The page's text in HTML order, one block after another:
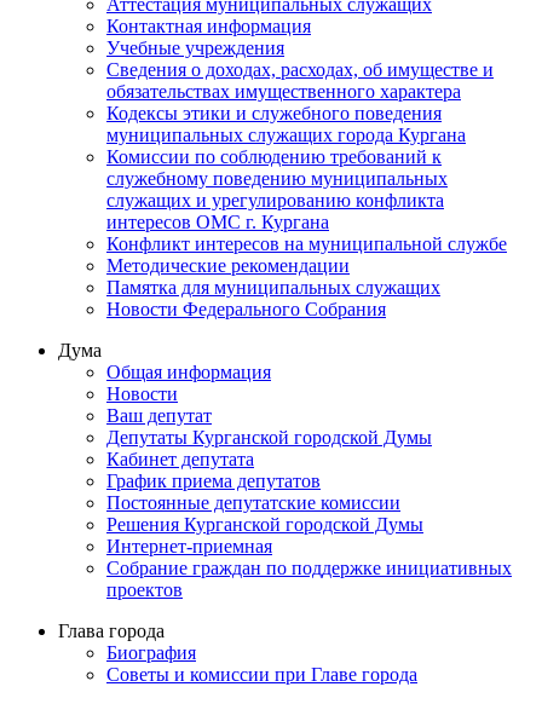
Аттестация муниципальных служащих
Контактная информация
Учебные учреждения
Сведения о доходах, расходах, об имуществе и
обязательствах имущественного характера
Кодексы этики и служебного поведения
муниципальных служащих города Кургана
Комиссии по соблюдению требований к
служебному поведению муниципальных
служащих и урегулированию конфликта
интересов ОМС г. Кургана
Конфликт интересов на муниципальной службе
Методические рекомендации
Памятка для муниципальных служащих
Новости Федерального Cобрания
Дума
Общая информация
Новости
Ваш депутат
Депутаты Курганской городской Думы
Кабинет депутата
График приема депутатов
Постоянные депутатские комиссии
Решения Курганской городской Думы
Интернет-приемная
Собрание граждан по поддержке инициативных
проектов
Глава города
Биография
Советы и комиссии при Главе города